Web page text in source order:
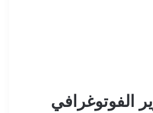
الفوتوغرافي